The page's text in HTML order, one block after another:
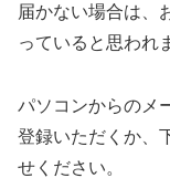
届かない場合は、
っていると思われ
パソコンからのメ
登録いただくか、
せください。